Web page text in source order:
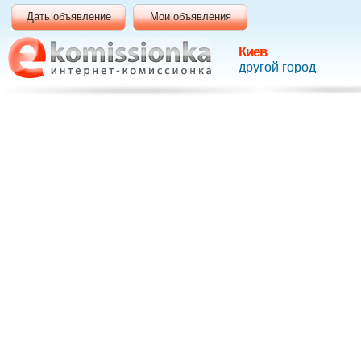
Киев
другой город
Дать объявление Мои объявления